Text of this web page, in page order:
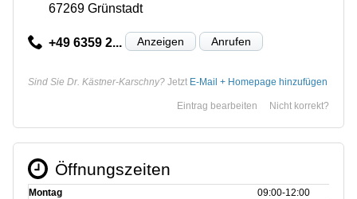
67269 Grünstadt
+49 6359 2... Anzeigen Anrufen
Sind Sie Dr. Kästner-Karschny? Jetzt E-Mail + Homepage hinzufügen
Nicht korrekt?
Eintrag bearbeiten
Öffnungszeiten
Montag
09:00‑12:00